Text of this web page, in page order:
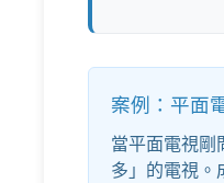
案例：平面
當平面電視剛
多」的電視。